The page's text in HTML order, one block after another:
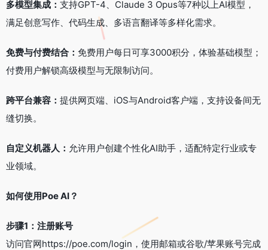
多模型集成： 支持GPT-4、Claude 3 Opus等7种以上AI模型，
满足创意写作、代码生成、多语言翻译等多样化需求。
免费与付费结合： 免费用户每日可享3000积分，体验基础模型；
付费用户解锁高级模型与无限制访问。
跨平台兼容： 提供网页端、iOS与Android客户端，支持设备间无
缝切换。
自定义机器人： 允许用户创建个性化AI助手，适配特定行业或专
业领域。
如何使用Poe AI？
步骤1：注册账号
访问官网https://poe.com/login，使用邮箱或谷歌/苹果账号完成